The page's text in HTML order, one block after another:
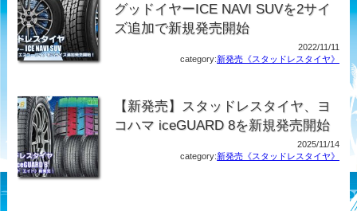
グッドイヤーICE NAVI SUVを2サイ
ズ追加で新規発売開始
2022/11/11
category:新発売《スタッドレスタイヤ》
【新発売】スタッドレスタイヤ、ヨ
コハマ iceGUARD 8を新規発売開始
2025/11/14
category:新発売《スタッドレスタイヤ》